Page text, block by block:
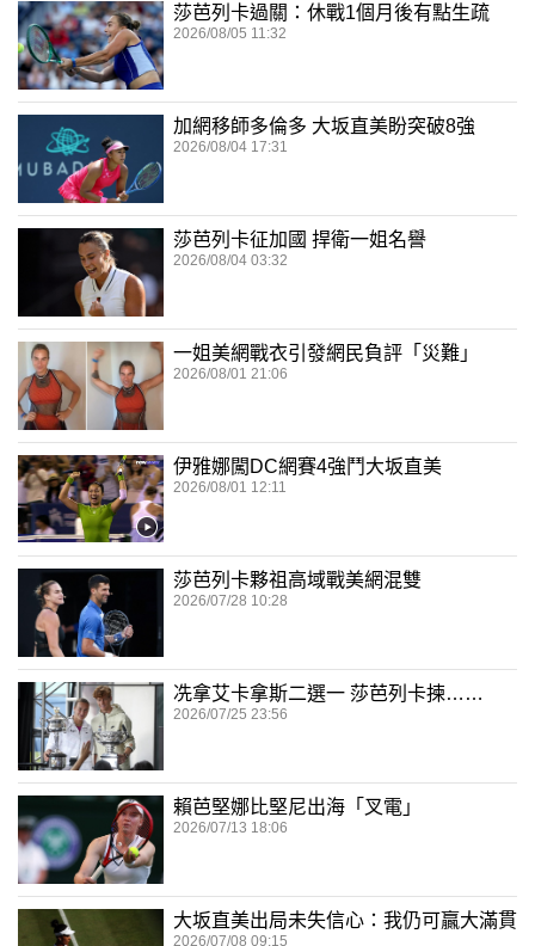
莎芭列卡過關：休戰1個月後有點生疏
2026/08/05 11:32
加網移師多倫多 大坂直美盼突破8強
2026/08/04 17:31
莎芭列卡征加國 捍衛一姐名譽
2026/08/04 03:32
一姐美網戰衣引發網民負評「災難」
2026/08/01 21:06
伊雅娜闖DC網賽4強鬥大坂直美
2026/08/01 12:11
莎芭列卡夥祖高域戰美網混雙
2026/07/28 10:28
冼拿艾卡拿斯二選一 莎芭列卡揀……
2026/07/25 23:56
賴芭堅娜比堅尼出海「叉電」
2026/07/13 18:06
大坂直美出局未失信心：我仍可贏大滿貫
2026/07/08 09:15